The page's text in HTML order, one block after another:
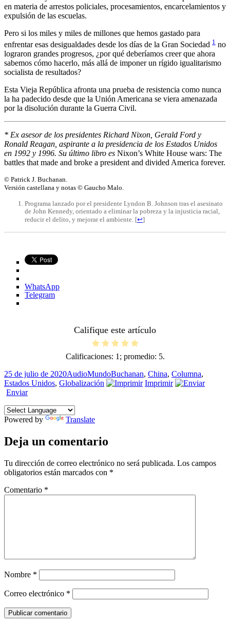
en materia de arrestos policiales, procesamientos, encarcelamientos y
expulsión de las escuelas.
Pero si los miles y miles de millones que hemos gastado para
enfrentar esas desigualdades desde los días de la Gran Sociedad 1 no
lograron grandes progresos, ¿por qué deberíamos creer que ahora
sabemos cómo hacerlo, más allá de imponer un rígido igualitarismo
socialista de resultados?
Esta Vieja República afronta una prueba de resistencia como nunca
la ha padecido desde que la Unión Americana se viera amenazada
por la disolución durante la Guerra Civil.
* Ex asesor de los presidentes Richard Nixon, Gerald Ford y
Ronald Reagan, aspirante a la presidencia de los Estados Unidos
en 1992 y 1996. Su último libro es Nixon’s White House wars: The
battles that made and broke a president and divided America forever.
© Patrick J. Buchanan.
Versión castellana y notas © Gaucho Malo.
Programa lanzado por el presidente Lyndon B. Johnson tras el asesinato
de John Kennedy, orientado a eliminar la pobreza y la injusticia racial,
reducir el delito, y mejorar el ambiente. [↩]
WhatsApp
Telegram
Califique este artículo
Calificaciones: 1 ; promedio: 5.
Publicado
el
25 de julio de 2020Formato
AudioCategorías
MundoEtiquetas
Buchanan, China, Columna,
Estados Unidos, Globalización
Imprimir
Enviar
Powered by Translate
Deja un comentario
Tu dirección de correo electrónico no será publicada. Los campos
obligatorios están marcados con *
Comentario *
Nombre *
Correo electrónico *